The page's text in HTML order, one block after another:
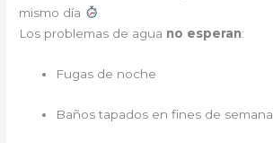
mismo día
Los problemas de agua no esperan:
Fugas de noche
Baños tapados en fines de semana